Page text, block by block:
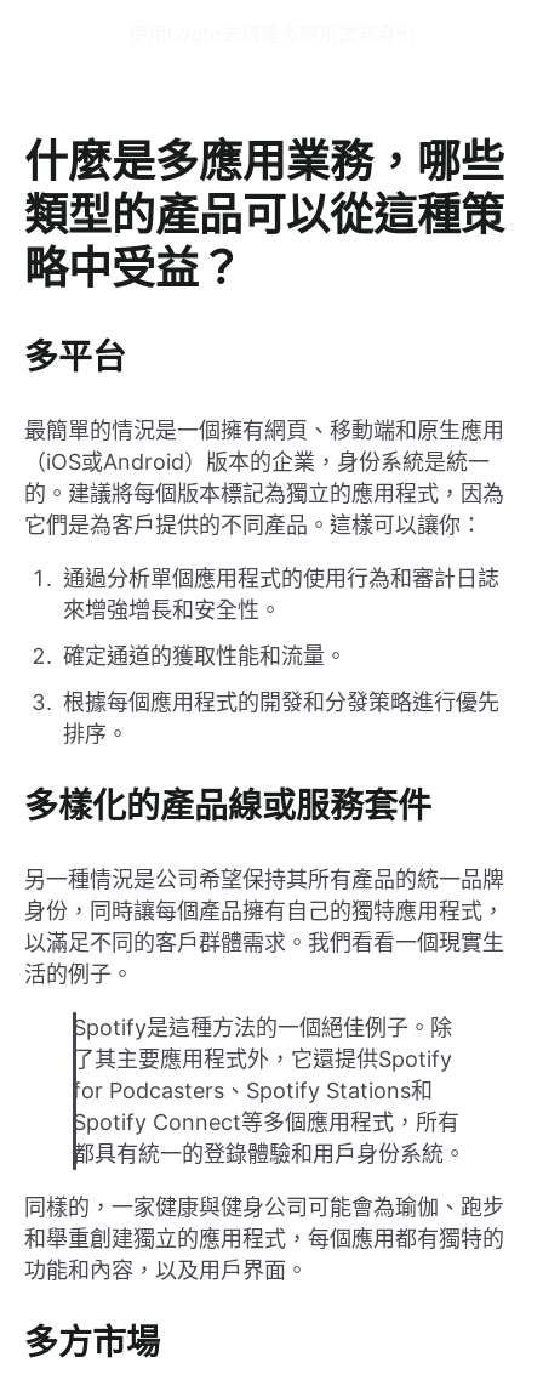
什麼是多應用業務，哪些
類型的產品可以從這種策
略中受益？
多平台
最簡單的情況是一個擁有網頁、移動端和原生應用
（iOS或Android）版本的企業，身份系統是統一
的。建議將每個版本標記為獨立的應用程式，因為
它們是為客戶提供的不同產品。這樣可以讓你：
通過分析單個應用程式的使用行為和審計日誌
來增強增長和安全性。
確定通道的獲取性能和流量。
根據每個應用程式的開發和分發策略進行優先
排序。
多樣化的產品線或服務套件
另一種情況是公司希望保持其所有產品的統一品牌
身份，同時讓每個產品擁有自己的獨特應用程式，
以滿足不同的客戶群體需求。我們看看一個現實生
活的例子。
Spotify是這種方法的一個絕佳例子。除
了其主要應用程式外，它還提供Spotify
for Podcasters、Spotify Stations和
Spotify Connect等多個應用程式，所有
都具有統一的登錄體驗和用戶身份系統。
同樣的，一家健康與健身公司可能會為瑜伽、跑步
和舉重創建獨立的應用程式，每個應用都有獨特的
功能和內容，以及用戶界面。
多方市場